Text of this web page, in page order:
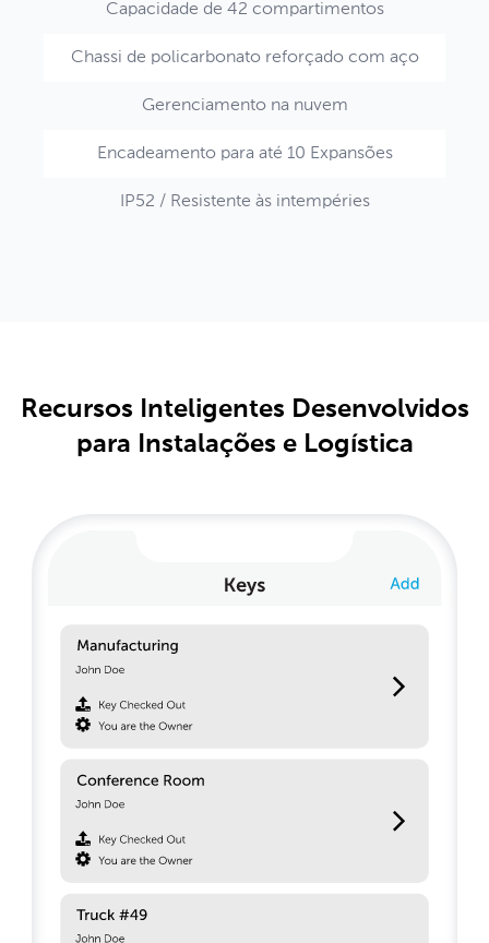
Capacidade de 42 compartimentos
Chassi de policarbonato reforçado com aço
Gerenciamento na nuvem
Encadeamento para até 10 Expansões
IP52 / Resistente às intempéries
Recursos Inteligentes Desenvolvidos
para Instalações e Logística